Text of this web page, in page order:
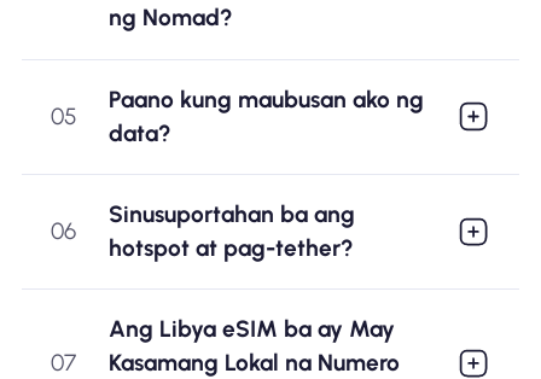
ng Nomad?
05
Paano kung maubusan ako ng
data?
06
Sinusuportahan ba ang
hotspot at pag-tether?
07
Ang Libya eSIM ba ay May
Kasamang Lokal na Numero